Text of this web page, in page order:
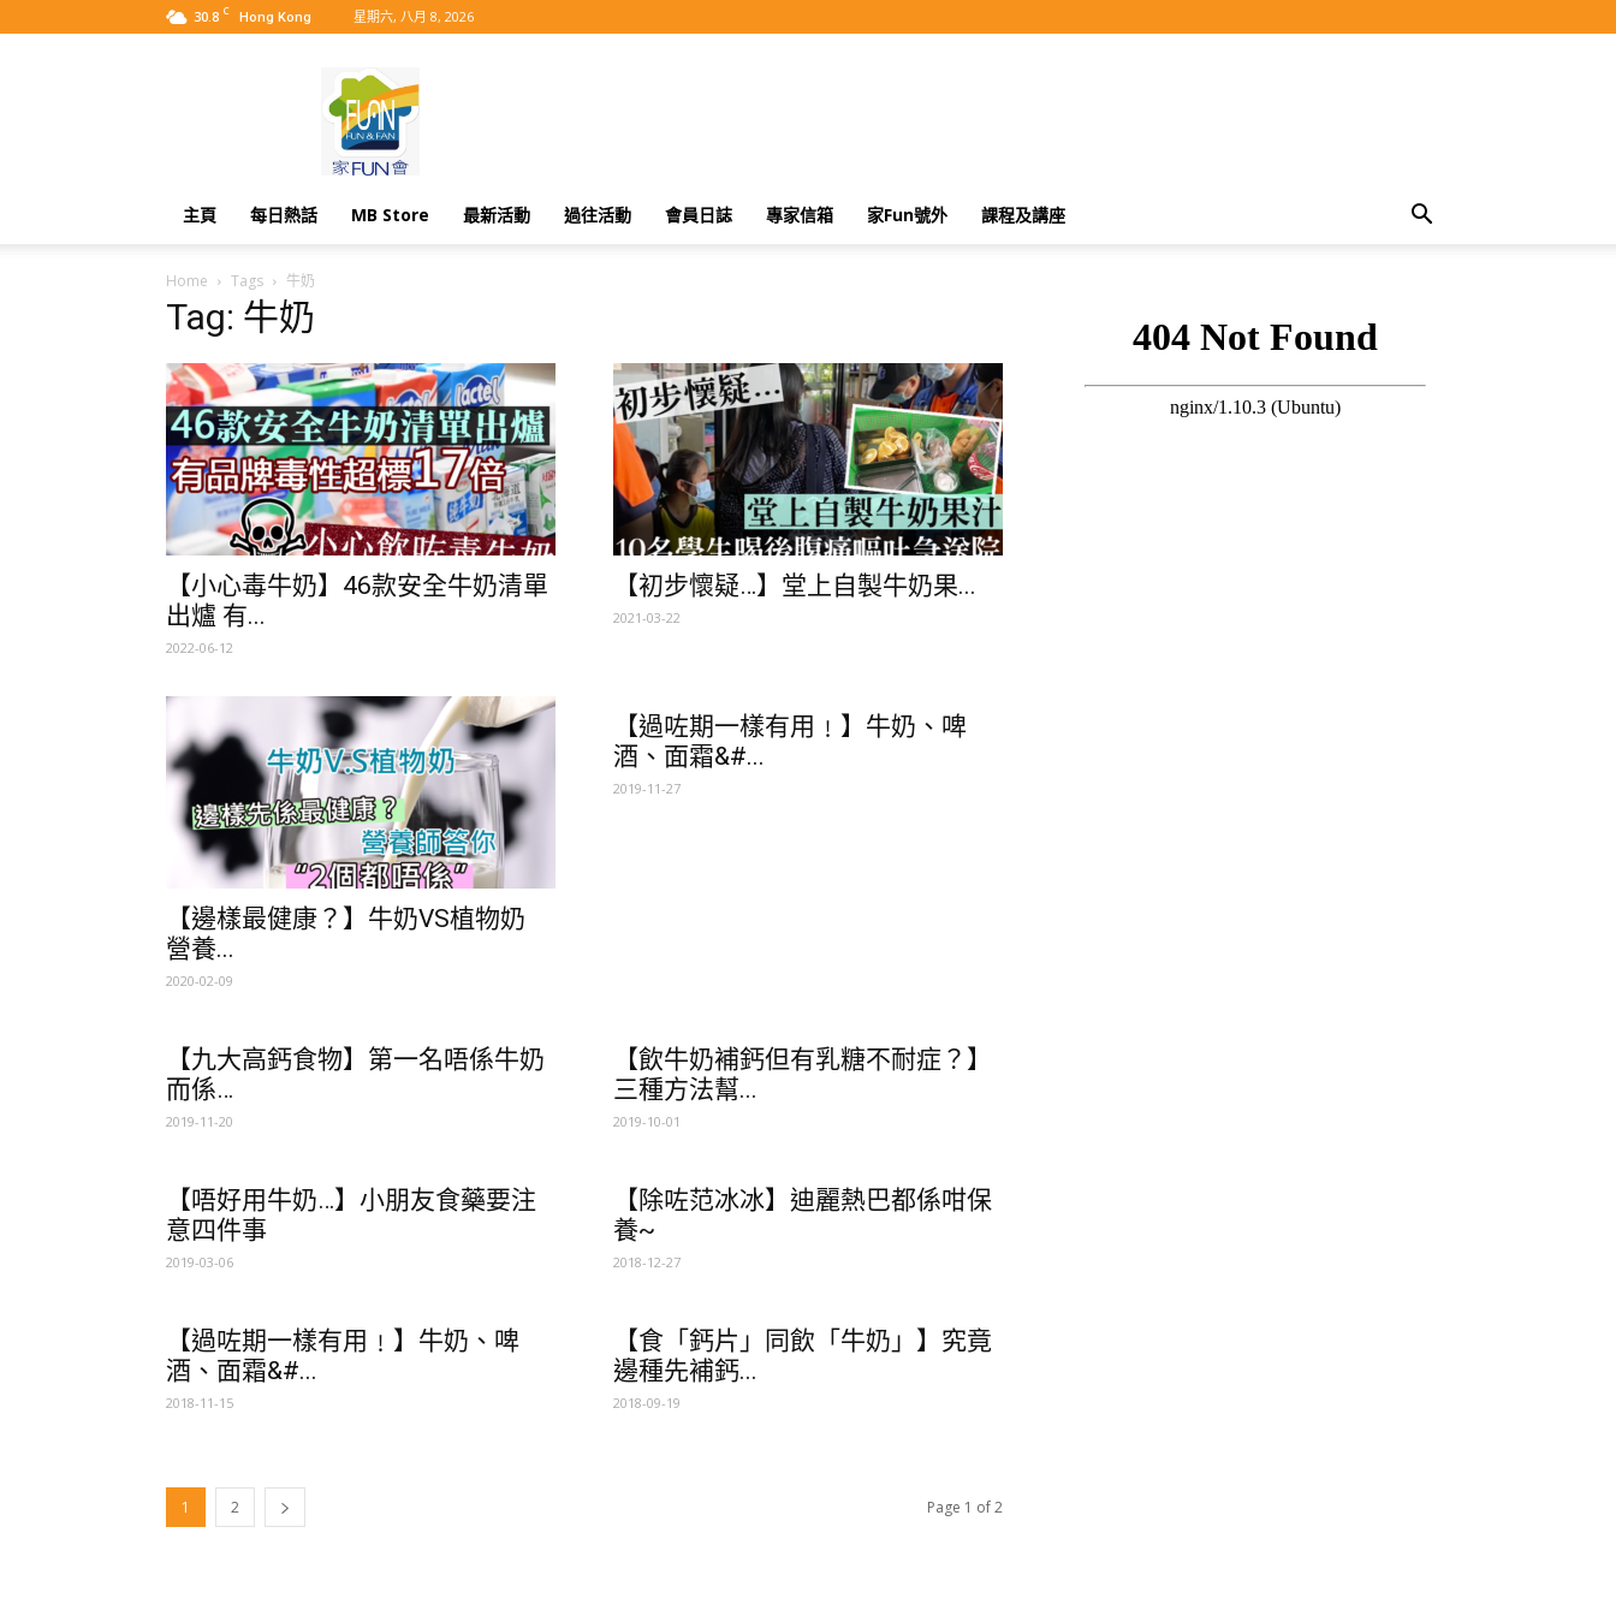
30.8 C Hong Kong 星期六, 八月 8, 2026
主頁 每日熱話 MB Store 最新活動 過往活動 會員日誌 專家信箱 家Fun號外 課程及講座
Home Tags 牛奶
Tag: 牛奶
【小心毒牛奶】46款安全牛奶清單
出爐 有...
2022-06-12
【初步懷疑…】堂上自製牛奶果...
2021-03-22
【邊樣最健康？】牛奶VS植物奶
營養...
2020-02-09
【過咗期一樣有用﹗】牛奶、啤
酒、面霜&#...
2019-11-27
【九大高鈣食物】第一名唔係牛奶
而係…
2019-11-20
【飲牛奶補鈣但有乳糖不耐症？】
三種方法幫...
2019-10-01
【唔好用牛奶…】小朋友食藥要注
意四件事
2019-03-06
【除咗范冰冰】迪麗熱巴都係咁保
養~
2018-12-27
【過咗期一樣有用﹗】牛奶、啤
酒、面霜&#...
2018-11-15
【食「鈣片」同飲「牛奶」】究竟
邊種先補鈣...
2018-09-19
1 2 Page 1 of 2